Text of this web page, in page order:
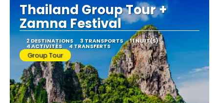
Thailand Group Tour +
Zamna Festival
2 DESTINATIONS 3 TRANSPORTS 11 NUIT(S)
4 ACTIVITÉS 4 TRANSFERTS
Group Tour